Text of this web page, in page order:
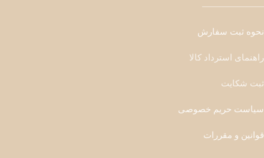
———————
نحوه ثبت سفارش
راهنمای استرداد کالا
ثبت شکایت
سیاست حریم خصوصی
قوانین و مقررات